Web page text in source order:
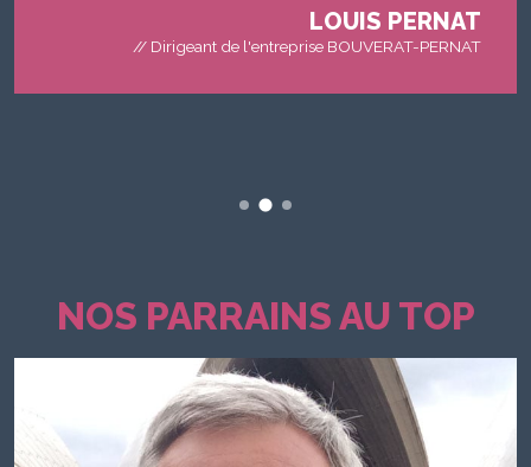
LOUIS PERNAT
// Dirigeant de l'entreprise BOUVERAT-PERNAT
NOS PARRAINS AU TOP